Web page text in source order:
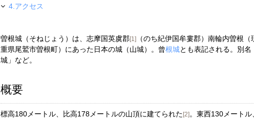
4.アクセス
曽根城（そねじょう）は、志摩国英虞郡[1]（のち紀伊国牟婁郡）南輪内曽根（
重県尾鷲市曽根町）にあった日本の城（山城）。曾根城とも表記される。別名
城」など。
概要
標高180メートル、比高178メートルの山頂に建てられた [2]。東西130メートル